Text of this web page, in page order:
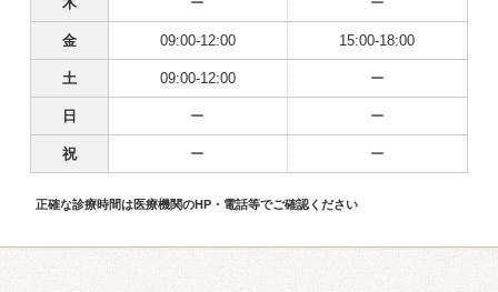
金 09:00-12:00 15:00-18:00
土 09:00-12:00 ー
日 ー ー
祝 ー ー
正確な診療時間は医療機関のHP・電話等でご確認ください